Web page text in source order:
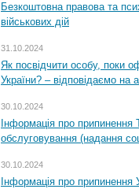
Безкоштовна правова та
військових дій
31.10.2024
Як посвідчити особу, поки
України? – відповідаємо на
30.10.2024
Інформація про припинення
обслуговування (надання
30.10.2024
Інформація про припинення